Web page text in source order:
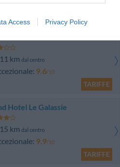
Access Privacy Policy
km dal centro
9.6/10
TARIFFE
Hotel Le Galassie
km dal centro
9.9/10
TARIFFE